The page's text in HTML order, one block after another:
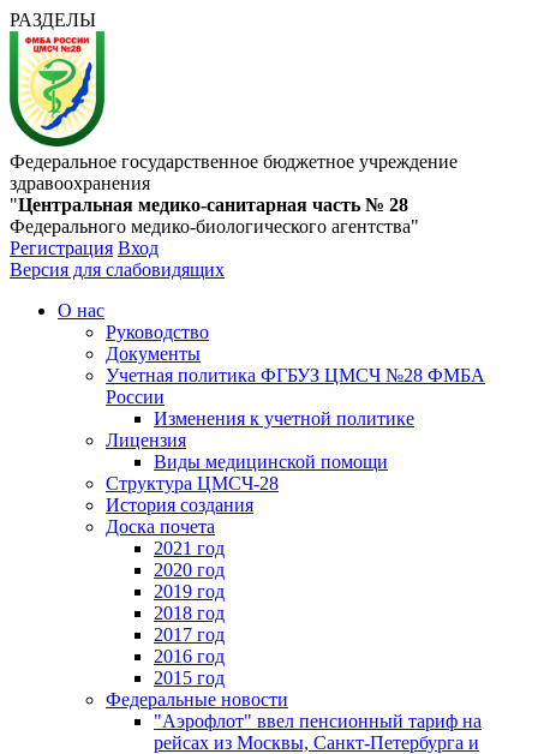
РАЗДЕЛЫ
Федеральное государственное бюджетное учреждение
здравоохранения
"Центральная медико-санитарная часть № 28
Федерального медико-биологического агентства"
Регистрация Вход
Версия для слабовидящих
О нас
Руководство
Документы
Учетная политика ФГБУЗ ЦМСЧ №28 ФМБА
России
Изменения к учетной политике
Лицензия
Виды медицинской помощи
Структура ЦМСЧ-28
История создания
Доска почета
2021 год
2020 год
2019 год
2018 год
2017 год
2016 год
2015 год
Федеральные новости
"Аэрофлот" ввел пенсионный тариф на
рейсах из Москвы, Санкт-Петербурга и